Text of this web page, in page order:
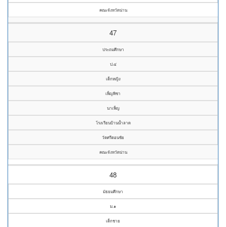
คณะจังหวัดน่าน
47
ประถมศึกษา
ป.๔
เด็กหญิง
เพ็ญพิชา
นาเพ็ญ
โรงเรียนบ้านน้ำลาด
วัดศรีดอนชัย
คณะจังหวัดน่าน
48
มัธยมศึกษา
ม.๑
เด็กชาย